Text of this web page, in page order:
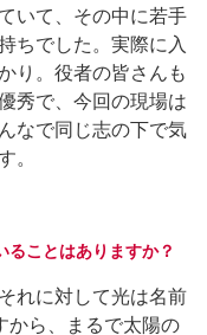
いて、その中に若手
ちでした。実際に入
り。役者の皆さんも
秀で、今回の現場は
なで同じ志の下で気
。
ることはありますか？
れに対して光は名前
から、まるで太陽の